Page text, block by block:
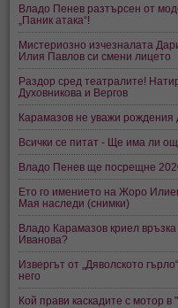
Владо Пенев разтърсен от
„Паник атака“!
Мистериозно изчезналата
Илия Павлов си смени лицето
Раздор сред театралите!
Духовникова и Вергов
Карамазов не уважи рождения
Всички се питат - Ще има ли
Владо Пенев ще посрещне
Ето го имението на Жоро
Мая наследи (снимки)
Владо Карамазов криел
Иванова?
Извергът от „Дяволското
него
Кой прави каскадите с мотор в